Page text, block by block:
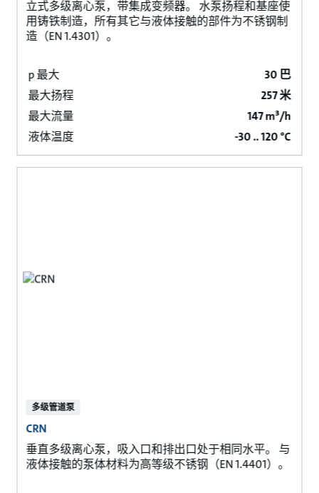
立式多级离心泵，带集成变频器。 水泵扬程和基座使
用铸铁制造，所有其它与液体接触的部件为不锈钢制
造（EN 1.4301）。
p 最大
30 巴
最大扬程
257 米
最大流量
147 m³/h
液体温度
-30 .. 120 °C
多级管道泵
CRN
垂直多级离心泵，吸入口和排出口处于相同水平。 与
液体接触的泵体材料为高等级不锈钢（EN 1.4401）。